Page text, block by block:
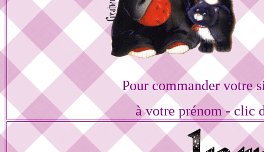
Pour commander votre
à votre prénom - clic